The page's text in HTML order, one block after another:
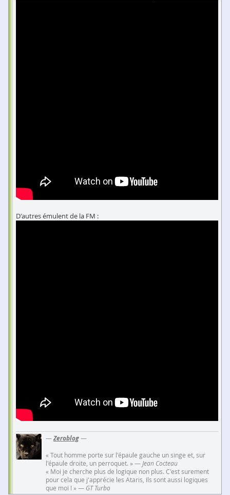
D'autres émulent de la FM :
—Zeroblog—
« Tout homme porte sur l'épaule gauche un singe et, sur
l'épaule droite, un perroquet. » — Jean Cocteau
« Moi je cherche plus de logique non plus. C'est surement
pour cela que j'apprécie les Ataris, ils sont aussi logiques
que moi ! » — GT Turbo